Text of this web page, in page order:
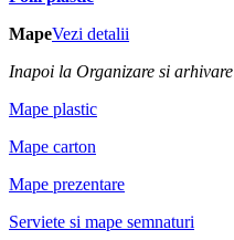
MapeVezi detalii
Inapoi la Organizare si arhivare
Mape plastic
Mape carton
Mape prezentare
Serviete si mape semnaturi